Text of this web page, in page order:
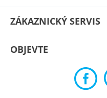
ZÁKAZNICKÝ SERVIS
OBJEVTE